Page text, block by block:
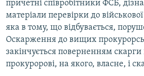
причетні співробітники ФСБ,
матеріали перевірки до
яка в тому, що відбувається,
Оскарження до вищих
закінчується поверненням
прокуророві, на якого, власне, і